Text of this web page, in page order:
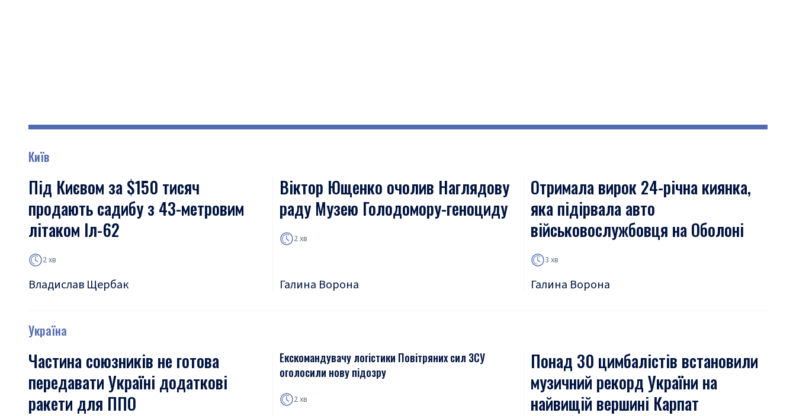
Київ
Під Києвом за $150 тисяч
продають садибу з 43-метровим
літаком Іл-62
2 хв
Владислав Щербак
Віктор Ющенко очолив Наглядову
раду Музею Голодомору-геноциду
2 хв
Галина Ворона
Отримала вирок 24-річна киянка,
яка підірвала авто
військовослужбовця на Оболоні
3 хв
Галина Ворона
Україна
Частина союзників не готова
передавати Україні додаткові
ракети для ППО
Екскомандувачу логістики Повітряних сил ЗСУ
оголосили нову підозру
2 хв
Понад 30 цимбалістів встановили
музичний рекорд України на
найвищій вершині Карпат